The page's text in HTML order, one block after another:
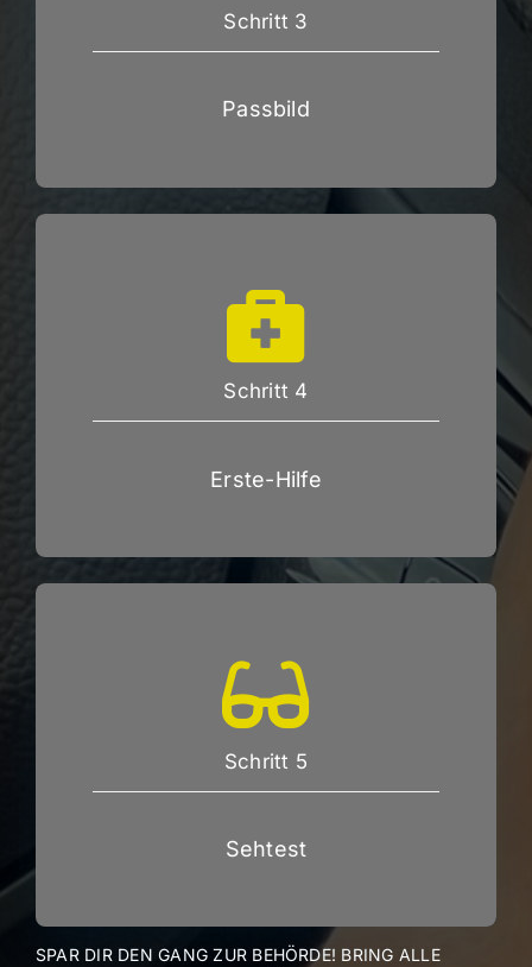
Schritt 3
Passbild
Schritt 4
Erste-Hilfe
Schritt 5
Sehtest
SPAR DIR DEN GANG ZUR BEHÖRDE! BRING ALLE